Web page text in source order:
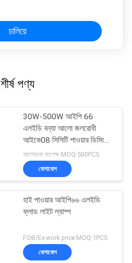
চালিয়ে
শীর্ষ পণ্য
30W-500W আইপি 66
এলইডি বন্যা আলো জলরোধী
আইকে08 সিসিটি পাওয়ার ডিমিং
আউটডোর ইনডোর জন্য
আলোচনা সাপেক্ষ MOQ:500PCS
যোগাযোগ
হাই পাওয়ার আইপি৬৬ এলইডি
ফ্লাড লাইট ল্যাম্প
FOB/Ex-work price MOQ:1PCS
যোগাযোগ